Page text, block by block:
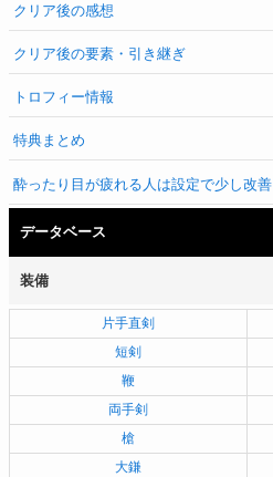
クリア後の感想
クリア後の要素・引き継ぎ
トロフィー情報
特典まとめ
酔ったり目が疲れる人は設定で少し改善
データベース
装備
片手直剣
短剣
鞭
両手剣
槍
大鎌